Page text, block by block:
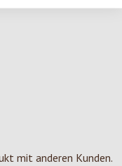
5 Sternen
mit anderen Kunden.